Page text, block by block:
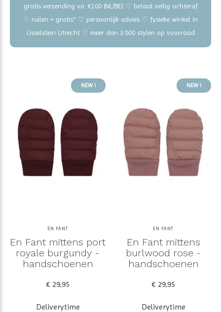
gratis verzending va. €100 (NL/BE) ♡ betaal veilig achteraf
♡ ruilen = gratis* ♡ persoonlijk advies ♡ fysieke winkel in
IJsselstein Utrecht ♡ meer dan 3.000 stylen op voorraad
NEW !
EN FANT
En Fant mittens port
royale burgundy -
handschoenen
€ 29,95
Deliverytime
NEW !
EN FANT
En Fant mittens
burlwood rose -
handschoenen
€ 29,95
Deliverytime